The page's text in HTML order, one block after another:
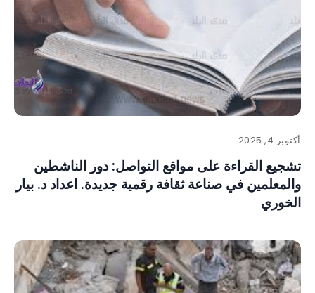
أكتوبر 4, 2025
تشجيع القراءة على مواقع التواصل: دور الناشطين
والمعلمين في صناعة ثقافة رقمية جديدة. اعداد د. بيار
الخوري